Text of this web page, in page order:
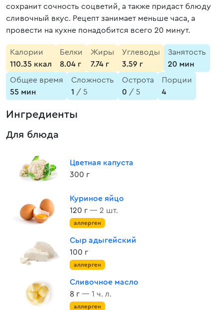
сохранит сочность соцветий, а также придаст блюду
сливочный вкус. Рецепт занимает меньше часа, а
провести на кухне понадобится всего 20 минут.
Калории
110.35 ккал
Белки
8.04 г
Жиры
7.74 г
Углеводы
3.59 г
Занятость
20 мин
Общее время
55 мин
Сложность
1 / 5
Острота
0 / 5
Порции
4
Ингредиенты
Для блюда
Цветная капуста
300 г
Куриное яйцо
120 г — 2 шт.
аллерген
Сыр адыгейский
100 г
аллерген
Сливочное масло
8 г — 1 ч. л.
аллерген